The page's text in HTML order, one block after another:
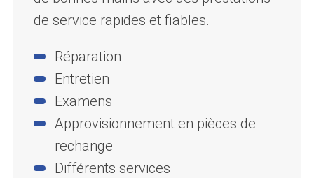
de service rapides et fiables.
Réparation
Entretien
Examens
Approvisionnement en pièces de
rechange
Différents services